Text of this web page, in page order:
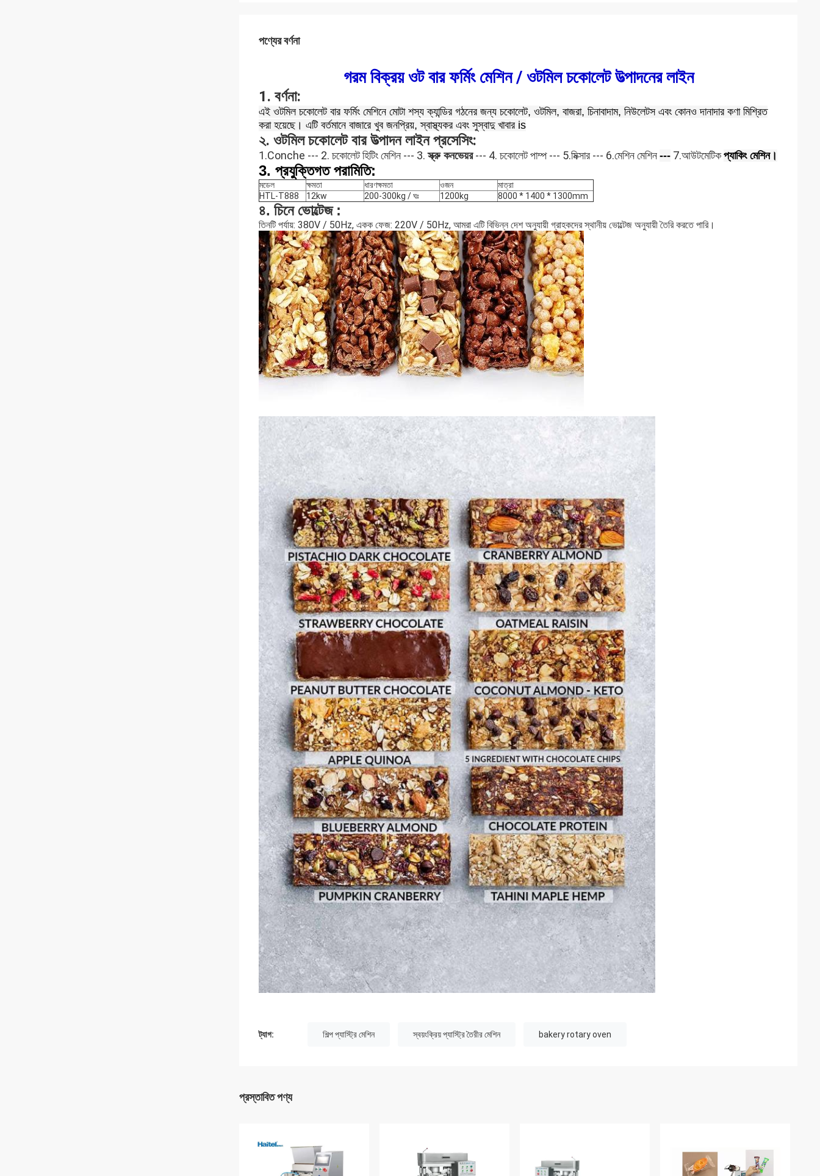
পণ্যের বর্ণনা
গরম বিক্রয় ওট বার ফর্মিং মেশিন / ওটমিল চকোলেট উত্পাদনের লাইন
1. বর্ণনা:
এই ওটমিল চকোলেট বার ফর্মিং মেশিনে মোটা শস্য ক্যান্ডির গঠনের জন্য চকোলেট, ওটমিল, বাজরা, চিনাবাদাম, নিউলেটস এবং কোনও দানাদার কণা মিশ্রিত
করা হয়েছে। এটি বর্তমানে বাজারে খুব জনপ্রিয়, স্বাস্থ্যকর এবং সুস্বাদু খাবার is
২. ওটমিল চকোলেট বার উত্পাদন লাইন প্রসেসিং:
1.Conche --- 2. চকোলেট হিটিং মেশিন --- 3.স্ক্রু কনভেয়র--- 4. চকোলেট পাম্প --- 5.মিক্সার --- 6.মেশিন মেশিন --- 7.আউটমেটিকপ্যাকিং মেশিন।
3. প্রযুক্তিগত পরামিতি:
মডেল ক্ষমতা ধারণক্ষমতা ওজন
মাত্রা
HTL-T888
12kw 200-300kg / ঘঃ 1200kg 8000 * 1400 * 1300mm
৪. চিনে ভোল্টেজ :
তিনটি পর্যায়: 380V / 50Hz, একক ফেজ: 220V / 50Hz, আমরা এটি বিভিন্ন দেশ অনুযায়ী গ্রাহকদের স্থানীয় ভোল্টেজ অনুযায়ী তৈরি করতে পারি।
ট্যাগ: শিল্প প্যাস্ট্রি মেশিন স্বয়ংক্রিয় প্যাস্ট্রি তৈরীর মেশিন bakery rotary oven
প্রস্তাবিত পণ্য